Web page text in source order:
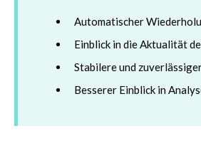
Automatischer
Einblick in die Aktualität
Stabilere und
Besserer Einblick in